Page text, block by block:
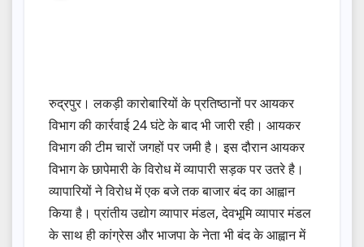
रुद्रपुर। लकड़ी कारोबारियों के प्रतिष्ठानों पर आयकर
विभाग की कार्रवाई 24 घंटे के बाद भी जारी रही। आयकर
विभाग की टीम चारों जगहों पर जमी है। इस दौरान आयकर
विभाग के छापेमारी के विरोध में व्यापारी सड़क पर उतरे है।
व्यापारियों ने विरोध में एक बजे तक बाजार बंद का आह्वान
किया है। प्रांतीय उद्योग व्यापार मंडल, देवभूमि व्यापार मंडल
के साथ ही कांग्रेस और भाजपा के नेता भी बंद के आह्वान में